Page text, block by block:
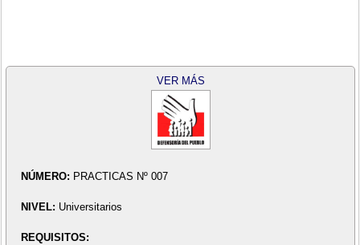
VER MÁS
NÚMERO: PRACTICAS Nº 007
NIVEL: Universitarios
REQUISITOS: